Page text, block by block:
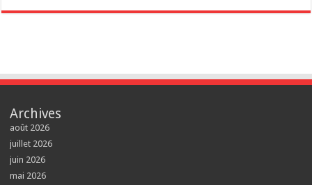
Archives
août 2026
juillet 2026
juin 2026
mai 2026